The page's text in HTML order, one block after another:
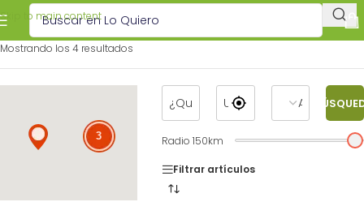
Skip to main content
Mostrando los 4 resultados
3 Radio150km
Filtrar artículos